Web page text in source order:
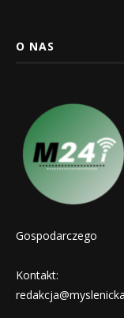
O NAS
Gospodarczego
Kontakt: